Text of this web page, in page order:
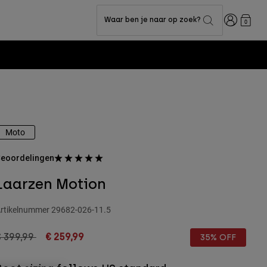
Waar ben je naar op zoek? Inloggen
0
Moto
Motion
29682-026-11.5
reduced from
399,99to€ 259,99 35% OFF